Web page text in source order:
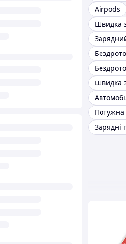
Airpods
Швидка